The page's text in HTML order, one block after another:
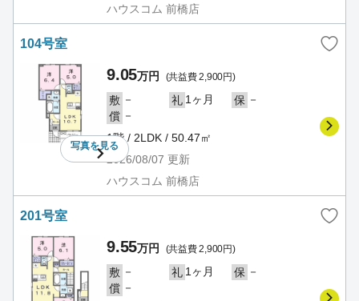
ハウスコム 前橋店
104号室
写真を見る
9.05万円 (共益費 2,900円)
敷 － 礼 1ヶ月 保 －
償 －
1階 / 2LDK / 50.47㎡
2026/08/07 更新
ハウスコム 前橋店
201号室
9.55万円 (共益費 2,900円)
敷 － 礼 1ヶ月 保 －
償 －